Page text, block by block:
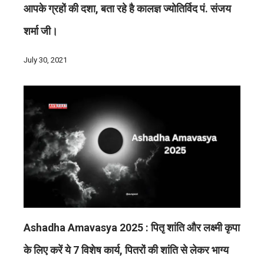
आपके ग्रहों की दशा, बता रहे है कालज्ञ ज्योतिर्विद पं. संजय
शर्मा जी।
July 30, 2021
Ashadha Amavasya 2025 : पितृ शांति और लक्ष्मी कृपा
के लिए करें ये 7 विशेष कार्य, पितरों की शांति से लेकर भाग्य